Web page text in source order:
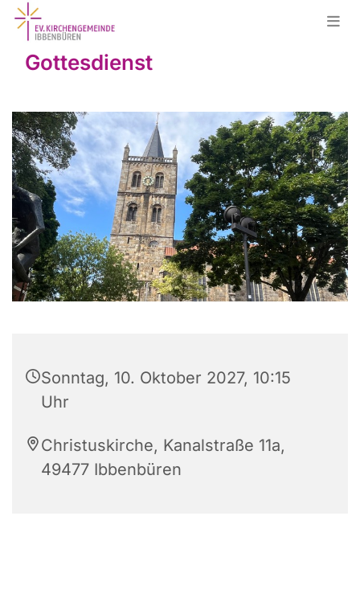
Gottesdienst
Sonntag, 10. Oktober 2027, 10:15
Uhr
Christuskirche, Kanalstraße 11a,
49477 Ibbenbüren